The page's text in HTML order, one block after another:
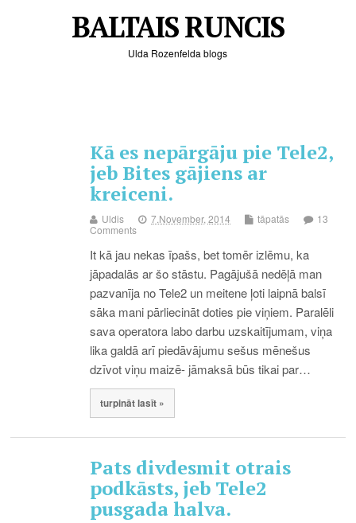
BALTAIS RUNCIS
Ulda Rozenfelda blogs
Kā es nepārgāju pie Tele2,
jeb Bites gājiens ar
kreiceni.
Uldis 7.November, 2014 tāpatās
13
Comments
It kā jau nekas īpašs, bet tomēr izlēmu, ka
jāpadalās ar šo stāstu. Pagājušā nedēļā man
pazvanīja no Tele2 un meitene ļoti laipnā balsī
sāka mani pārliecināt doties pie viņiem. Paralēli
sava operatora labo darbu uzskaitījumam, viņa
lika galdā arī piedāvājumu sešus mēnešus
dzīvot viņu maizē- jāmaksā būs tikai par…
turpināt lasīt »
Pats divdesmit otrais
podkāsts, jeb Tele2
pusgada halva.